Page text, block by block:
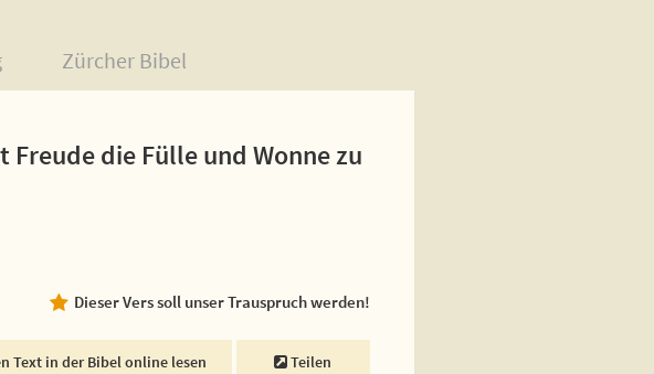
Zürcher Bibel
die Fülle und Wonne zu
Dieser Vers soll unser Trauspruch werden!
Text in der Bibel online lesen Teilen